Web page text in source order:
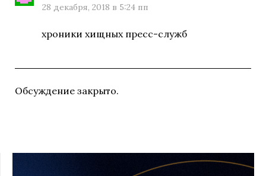
28 декабря, 2018 в 5:24 пп
хроники хищных пресс-служб
Обсуждение закрыто.